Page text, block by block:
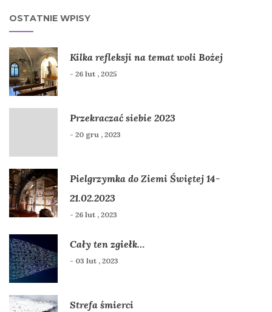
OSTATNIE WPISY
Kilka refleksji na temat woli Bożej
- 26 lut , 2025
Przekraczać siebie 2023
- 20 gru , 2023
Pielgrzymka do Ziemi Świętej 14-
21.02.2023
- 26 lut , 2023
Cały ten zgiełk…
- 03 lut , 2023
Strefa śmierci